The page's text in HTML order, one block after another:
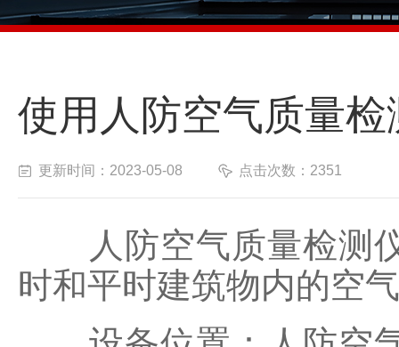
使用人防空气质量
更新时间：2023-05-08 点击次数：2351
人防空气质量检测仪
时和平时建筑物内的空